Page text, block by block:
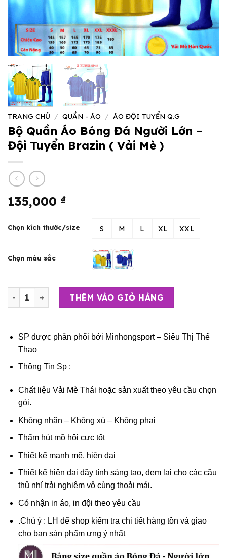
TRANG CHỦ / QUẦN - ÁO / ÁO ĐỘI TUYỂN Q.G
Bộ Quần Áo Bóng Đá Người Lớn –
Đội Tuyển Brazin ( Vải Mè )
135,000 ₫
Chọn kích thước/size S M L XL XXL
Chọn màu sắc
Bộ Quần Áo Bóng Đá Người Lớn – Đội Tuyển Brazin ( Vải
THÊM VÀO GIỎ HÀNG
SP được phân phối bởi Minhongsport – Siêu Thị Thể
Thao
Thông Tin Sp :
Chất liệu Vải Mè Thái hoặc sản xuất theo yêu cầu chọn
gói.
Không nhăn – Không xù – Không phai
Thấm hút mồ hôi cực tốt
Thiết kế mạnh mẽ, hiện đại
Thiết kế hiện đại đầy tính sáng tạo, đem lại cho các cầu
thủ nhí trải nghiệm vô cùng thoải mái.
Có nhận in áo, in đội theo yêu cầu
.Chú ý : LH để shop kiểm tra chi tiết hàng tồn và giao
cho bạn sản phẩm ưng ý nhất